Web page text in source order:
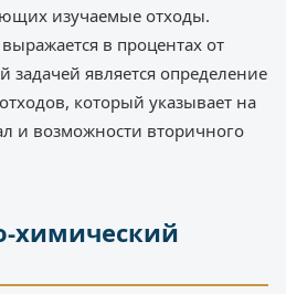
изучаемые отходы.
в процентах от
является определение
который указывает на
и возможности вторичного
химический